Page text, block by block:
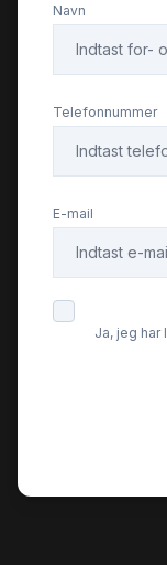
Navn
Telefonnummer
E-mail
Ja, jeg